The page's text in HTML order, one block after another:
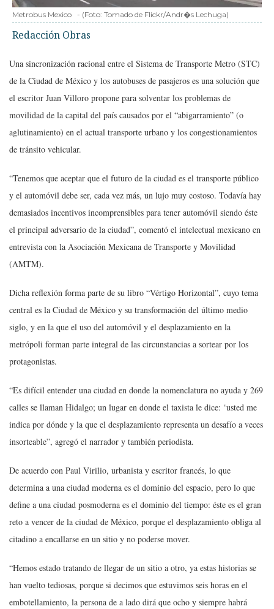
Metrobus Mexico - (Foto: Tomado de Flickr/Andr�s Lechuga)
Redacción Obras
Una sincronización racional entre el Sistema de Transporte Metro (STC)
de la Ciudad de México y los autobuses de pasajeros es una solución que
el escritor Juan Villoro propone para solventar los problemas de
movilidad de la capital del país causados por el “abigarramiento” (o
aglutinamiento) en el actual transporte urbano y los congestionamientos
de tránsito vehicular.
“Tenemos que aceptar que el futuro de la ciudad es el transporte público
y el automóvil debe ser, cada vez más, un lujo muy costoso. Todavía hay
demasiados incentivos incomprensibles para tener automóvil siendo éste
el principal adversario de la ciudad”, comentó el intelectual mexicano en
entrevista con la Asociación Mexicana de Transporte y Movilidad
(AMTM).
Dicha reflexión forma parte de su libro “Vértigo Horizontal”, cuyo tema
central es la Ciudad de México y su transformación del último medio
siglo, y en la que el uso del automóvil y el desplazamiento en la
metrópoli forman parte integral de las circunstancias a sortear por los
protagonistas.
“Es difícil entender una ciudad en donde la nomenclatura no ayuda y 269
calles se llaman Hidalgo; un lugar en donde el taxista le dice: ‘usted me
indica por dónde y la que el desplazamiento representa un desafío a veces
insorteable”, agregó el narrador y también periodista.
De acuerdo con Paul Virilio, urbanista y escritor francés, lo que
determina a una ciudad moderna es el dominio del espacio, pero lo que
define a una ciudad posmoderna es el dominio del tiempo: éste es el gran
reto a vencer de la ciudad de México, porque el desplazamiento obliga al
citadino a encallarse en un sitio y no poderse mover.
“Hemos estado tratando de llegar de un sitio a otro, ya estas historias se
han vuelto tediosas, porque si decimos que estuvimos seis horas en el
embotellamiento, la persona de a lado dirá que ocho y siempre habrá